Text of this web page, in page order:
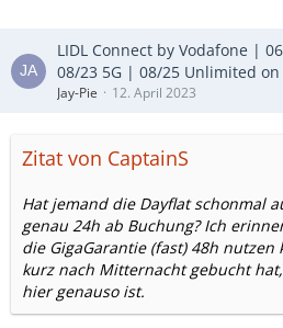
LIDL Connect by Vodafone |
08/23 5G | 08/25 Unlimited on
Jay-Pie 12. April 2023
Zitat von CaptainS
Hat jemand die Dayflat schonmal
genau 24h ab Buchung? Ich
die GigaGarantie (fast) 48h
kurz nach Mitternacht gebucht
hier genauso ist.